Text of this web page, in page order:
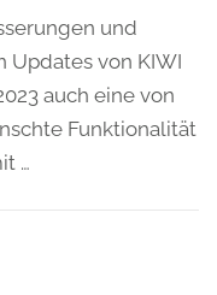
und
Updates von KIWI
auch eine von
Funktionalität
…